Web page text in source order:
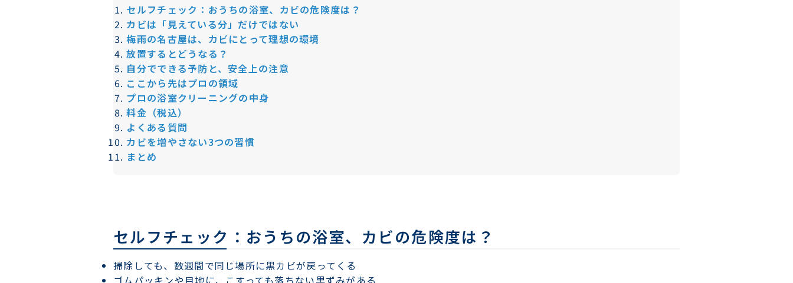
セルフチェック：おうちの浴室、カビの危険度は？
カビは「見えている分」だけではない
梅雨の名古屋は、カビにとって理想の環境
放置するとどうなる？
自分でできる予防と、安全上の注意
ここから先はプロの領域
プロの浴室クリーニングの中身
料金（税込）
よくある質問
カビを増やさない3つの習慣
まとめ
セルフチェック：おうちの浴室、カビの危険度は？
掃除しても、数週間で同じ場所に黒カビが戻ってくる